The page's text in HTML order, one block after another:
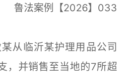
鲁法案例【2026】033
临沂某护理用品公司
，并销售至当地的7所超